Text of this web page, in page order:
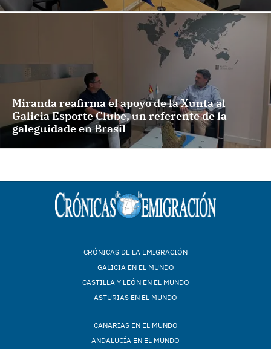
Miranda reafirma el apoyo de la Xunta al
Galicia Esporte Clube, un referente de la
galeguidade en Brasil
CRÓNICAS DE LA EMIGRACIÓN
GALICIA EN EL MUNDO
CASTILLA Y LEÓN EN EL MUNDO
ASTURIAS EN EL MUNDO
CANARIAS EN EL MUNDO
ANDALUCÍA EN EL MUNDO